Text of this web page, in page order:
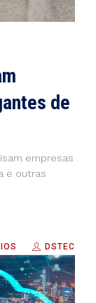
de
empresas
e outras
DSTEC